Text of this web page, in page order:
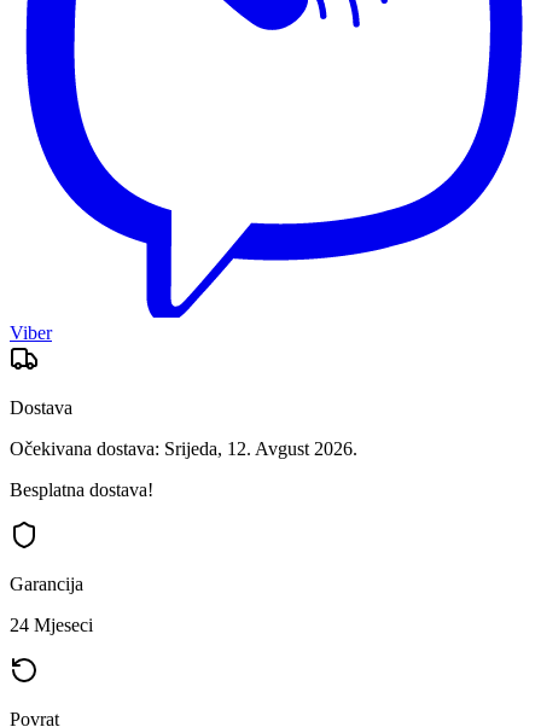
Viber
Dostava
Očekivana dostava: Srijeda, 12. Avgust 2026.
Besplatna dostava!
Garancija
24 Mjeseci
Povrat